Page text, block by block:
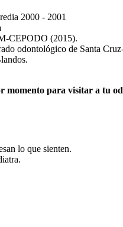
2000 - 2001
CEPODO (2015).
odontológico de Santa
momento para visitar a tu
lo que sienten.